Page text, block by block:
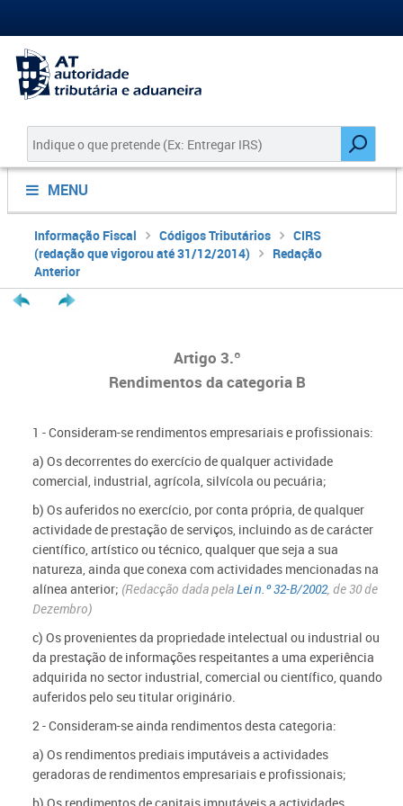
MENU
Informação Fiscal Códigos Tributários
CIRS
(redação que vigorou até 31/12/2014)
Redação
Anterior
Artigo 3.º
Rendimentos da categoria B
1 - Consideram-se rendimentos empresariais e profissionais:
a) Os decorrentes do exercício de qualquer actividade
comercial, industrial, agrícola, silvícola ou pecuária;
b) Os auferidos no exercício, por conta própria, de qualquer
actividade de prestação de serviços, incluindo as de carácter
científico, artístico ou técnico, qualquer que seja a sua
natureza, ainda que conexa com actividades mencionadas na
alínea anterior; (Redacção dada pelaLei n.º 32-B/2002, de 30 de
Dezembro)
c) Os provenientes da propriedade intelectual ou industrial ou
da prestação de informações respeitantes a uma experiência
adquirida no sector industrial, comercial ou científico, quando
auferidos pelo seu titular originário.
2 - Consideram-se ainda rendimentos desta categoria:
a) Os rendimentos prediais imputáveis a actividades
geradoras de rendimentos empresariais e profissionais;